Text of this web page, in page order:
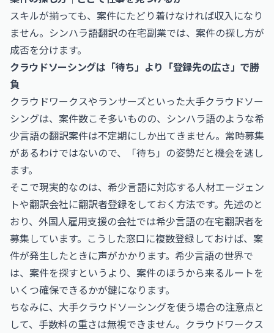
スキルが揃っても、案件にたどり着けなければ収入になり
ません。シンハラ語翻訳の在宅副業では、案件の探し方が
成否を分けます。
クラウドソーシングは「待ち」より「登録先の広さ」で勝
負
クラウドワークスやランサーズといった大手クラウドソー
シングは、案件数こそ多いものの、シンハラ語のような希
少言語の翻訳案件は不定期にしか出てきません。常時募集
があるわけではないので、「待ち」の姿勢だと機会を逃し
ます。
そこで現実的なのは、希少言語に対応する人材エージェン
トや翻訳会社に翻訳者登録をしておく方法です。先述のと
おり、外国人雇用支援の会社では希少言語の在宅翻訳者を
募集しています。こうした窓口に複数登録しておけば、案
件が発生したときに声がかかります。希少言語の世界で
は、案件を探すというより、案件のほうから来るルートを
いくつ確保できるかが鍵になります。
ちなみに、大手クラウドソーシングを使う場合の注意点と
して、手数料の重さは無視できません。クラウドワークス